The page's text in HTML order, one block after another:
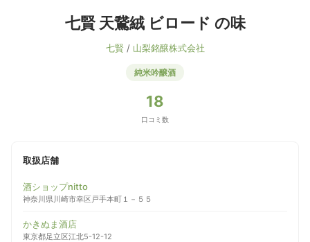
七賢 天鵞絨 ビロード の味
七賢 / 山梨銘醸株式会社
純米吟醸酒
18
口コミ数
取扱店舗
酒ショップnitto
神奈川県川崎市幸区戸手本町１－５５
かきぬま酒店
東京都足立区江北5-12-12